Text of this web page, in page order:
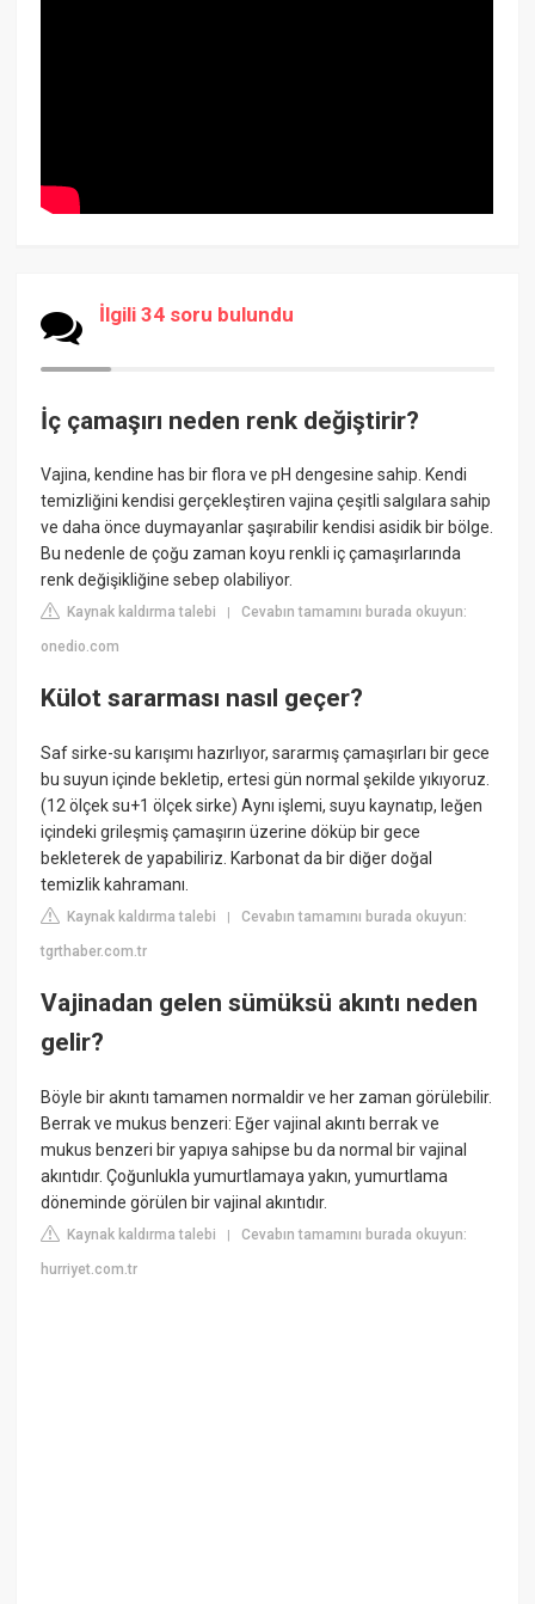
İlgili 34 soru bulundu
İç çamaşırı neden renk değiştirir?
Vajina, kendine has bir flora ve pH dengesine sahip. Kendi
temizliğini kendisi gerçekleştiren vajina çeşitli salgılara sahip
ve daha önce duymayanlar şaşırabilir kendisi asidik bir bölge.
Bu nedenle de çoğu zaman koyu renkli iç çamaşırlarında
renk değişikliğine sebep olabiliyor.
Kaynak kaldırma talebi |Cevabın tamamını burada okuyun:
onedio.com
Külot sararması nasıl geçer?
Saf sirke-su karışımı hazırlıyor, sararmış çamaşırları bir gece
bu suyun içinde bekletip, ertesi gün normal şekilde yıkıyoruz.
(12 ölçek su+1 ölçek sirke) Aynı işlemi, suyu kaynatıp, leğen
içindeki grileşmiş çamaşırın üzerine döküp bir gece
bekleterek de yapabiliriz. Karbonat da bir diğer doğal
temizlik kahramanı.
Kaynak kaldırma talebi |Cevabın tamamını burada okuyun:
tgrthaber.com.tr
Vajinadan gelen sümüksü akıntı neden
gelir?
Böyle bir akıntı tamamen normaldir ve her zaman görülebilir.
Berrak ve mukus benzeri: Eğer vajinal akıntı berrak ve
mukus benzeri bir yapıya sahipse bu da normal bir vajinal
akıntıdır. Çoğunlukla yumurtlamaya yakın, yumurtlama
döneminde görülen bir vajinal akıntıdır.
Kaynak kaldırma talebi |Cevabın tamamını burada okuyun:
hurriyet.com.tr